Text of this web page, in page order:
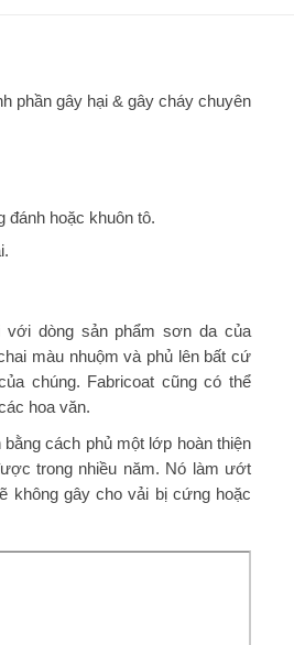
phần gây hại & gây cháy chuyên
đánh hoặc khuôn tô.
với dòng sản phẩm sơn da của
màu nhuộm và phủ lên bất cứ
chúng. Fabricoat cũng có thể
hoa văn.
cách phủ một lớp hoàn thiện
trong nhiều năm. Nó làm ướt
không gây cho vải bị cứng hoặc